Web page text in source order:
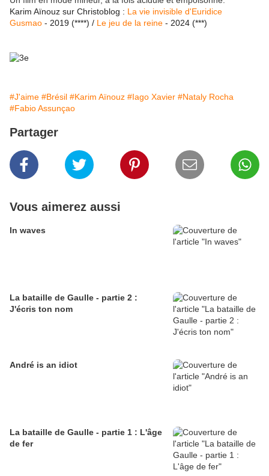
Karim Aïnouz sur Christoblog : La vie invisible d'Euridice
Gusmao - 2019 (****) / Le jeu de la reine - 2024 (***)
#J'aime #Brésil #Karim Aïnouz #Iago Xavier #Nataly Rocha
#Fabio Assunçao
Partager
Vous aimerez aussi
In waves
La bataille de Gaulle - partie 2 :
J'écris ton nom
André is an idiot
La bataille de Gaulle - partie 1 : L'âge
de fer